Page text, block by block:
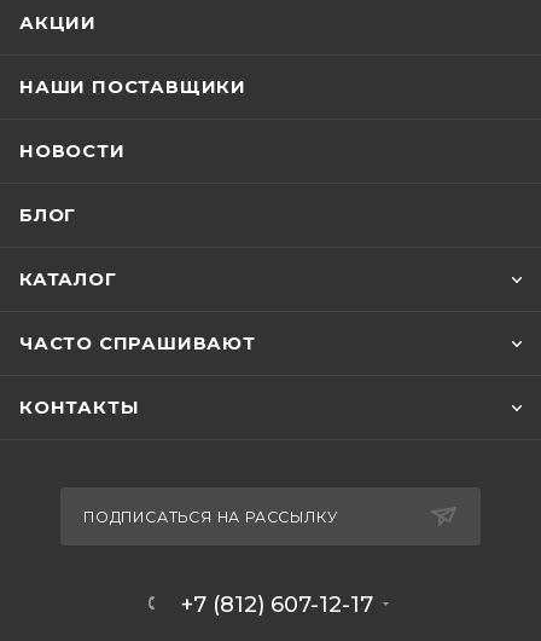
АКЦИИ
НАШИ ПОСТАВЩИКИ
НОВОСТИ
БЛОГ
КАТАЛОГ
ЧАСТО СПРАШИВАЮТ
КОНТАКТЫ
ПОДПИСАТЬСЯ НА РАССЫЛКУ
+7 (812) 607-12-17